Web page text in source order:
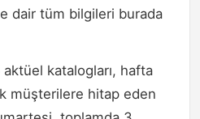
dair tüm bilgileri burada
aktüel katalogları, hafta
müşterilere hitap eden